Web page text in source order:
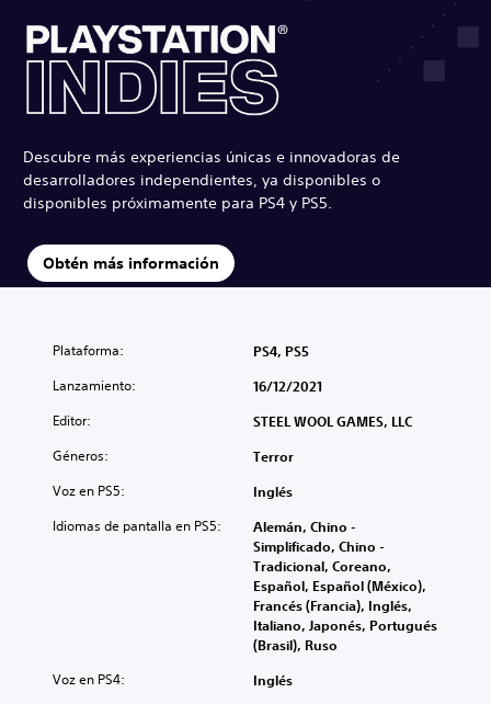
Descubre más experiencias únicas e innovadoras de
desarrolladores independientes, ya disponibles o
disponibles próximamente para PS4 y PS5.
Obtén más información
Plataforma: PS4, PS5
Lanzamiento: 16/12/2021
Editor: STEEL WOOL GAMES, LLC
Géneros: Terror
Voz en PS5: Inglés
Idiomas de pantalla en PS5:
Alemán, Chino -
Simplificado, Chino -
Tradicional, Coreano,
Español, Español (México),
Francés (Francia), Inglés,
Italiano, Japonés, Portugués
(Brasil), Ruso
Voz en PS4: Inglés